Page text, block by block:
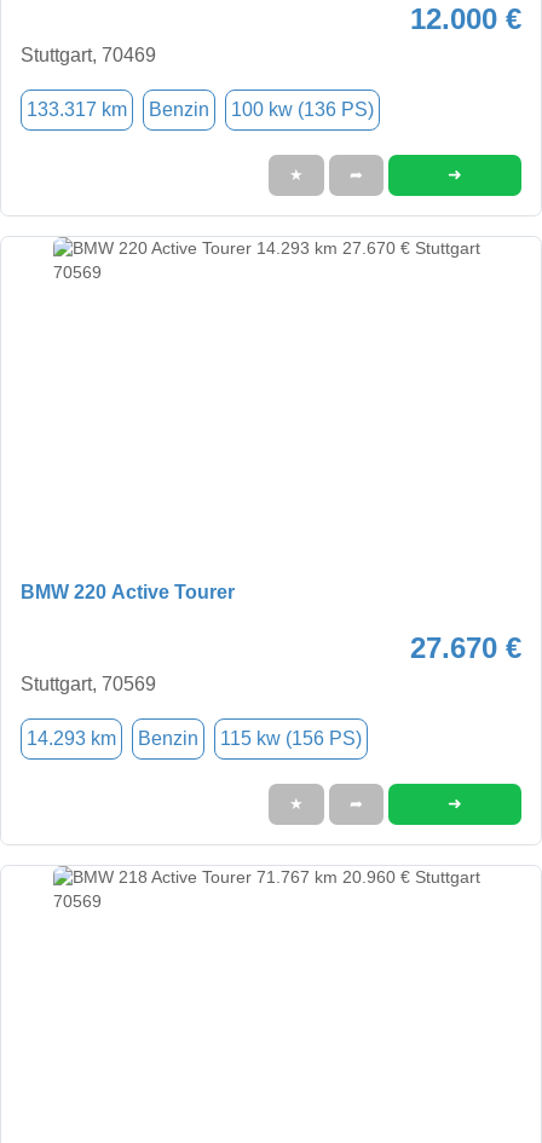
12.000 €
Stuttgart, 70469
133.317 km Benzin 100 kw (136 PS)
★ ➦ ➜
BMW 220 Active Tourer
27.670 €
Stuttgart, 70569
14.293 km Benzin 115 kw (156 PS)
★ ➦ ➜